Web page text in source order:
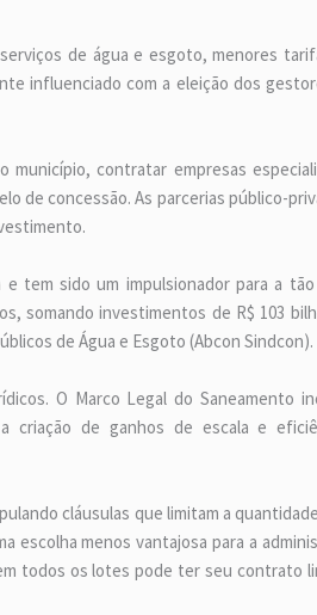
de água e esgoto, menores
influenciado com a eleição dos
contratar empresas
de concessão. As parcerias público-
tem sido um impulsionador para a tão
somando investimentos de R$ 103
de Água e Esgoto (Abcon Sindcon).
O Marco Legal do Saneamento
criação de ganhos de escala e
cláusulas que limitam a
escolha menos vantajosa para a
todos os lotes pode ter seu contrato